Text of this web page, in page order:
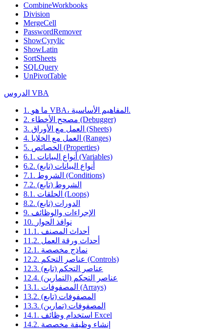
CombineWorkbooks
Division
MergeCell
PasswordRemover
ShowCyrylic
ShowLatin
SortSheets
SQLQuery
UnPivotTable
الدروس VBA
1. ما هو VBA، المفاهيم الأساسية.
2. مصحح الأخطاء (Debugger)
3. العمل مع الأوراق (Sheets)
4. العمل مع الخلايا (Ranges)
5. الخصائص (Properties)
6.1. أنواع البيانات (Variables)
6.2. أنواع البيانات (تابع)
7.1. الشروط (Conditions)
7.2. الشروط (تابع)
8.1. الحلقات (Loops)
8.2. الدورات (تابع)
9. الإجراءات والوظائف
10. نوافذ الحوار
11.1. أحداث المصنف
11.2. أحداث ورقة العمل
12.1. نماذج مخصصة
12.2. عناصر التحكم (Controls)
12.3. عناصر التحكم (تابع)
12.4. عناصر التحكم (التمارين)
13.1. المصفوفات (Arrays)
13.2. المصفوفات (تابع)
13.3. المصفوفات (تمارين)
14.1. استخدام وظائف Excel
14.2. إنشاء وظيفة مخصصة